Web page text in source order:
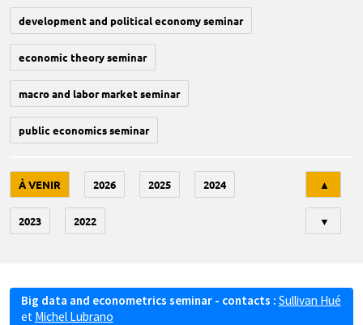
development and political economy seminar
economic theory seminar
macro and labor market seminar
public economics seminar
À VENIR 2026 2025 2024
2023 2022
▲
▼
Big data and econometrics seminar - contacts : Sullivan Hué
et Michel Lubrano